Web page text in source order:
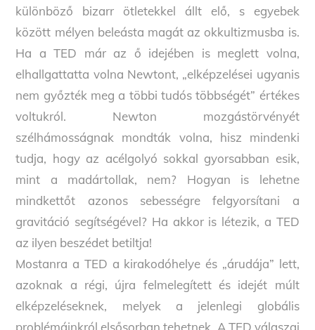
különböző bizarr ötletekkel állt elő, s egyebek
között mélyen beleásta magát az okkultizmusba is.
Ha a TED már az ő idejében is meglett volna,
elhallgattatta volna Newtont, „elképzelései ugyanis
nem győzték meg a többi tudós többségét” értékes
voltukról. Newton mozgástörvényét
szélhámosságnak mondták volna, hisz mindenki
tudja, hogy az acélgolyó sokkal gyorsabban esik,
mint a madártollak, nem? Hogyan is lehetne
mindkettőt azonos sebességre felgyorsítani a
gravitáció segítségével? Ha akkor is létezik, a TED
az ilyen beszédet betiltja!
Mostanra a TED a kirakodóhelye és „árudája” lett,
azoknak a régi, újra felmelegített és idejét múlt
elképzeléseknek, melyek a jelenlegi globális
problémáinkról elsősorban tehetnek. A TED válaszai